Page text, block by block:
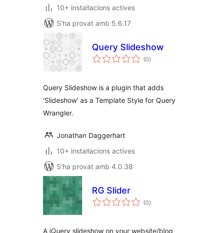
10+ instal·lacions actives
S'ha provat amb 5.6.17
Query Slideshow
(0puntuacions
totals
)
Query Slideshow is a plugin that adds
'Slideshow' as a Template Style for Query
Wrangler.
Jonathan Daggerhart
10+ instal·lacions actives
S'ha provat amb 4.0.38
RG Slider
(0puntuacions
totals
)
A jQuery slideshow on your website/blog